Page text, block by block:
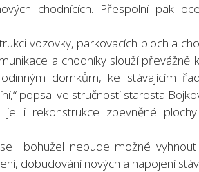
chodnících. Přespolní pak
vozovky, parkovacích ploch a
a chodníky slouží
domkům, ke stávajícím
popsal ve stručnosti starosta
je i rekonstrukce zpevněné
bohužel nebude možné
dobudování nových a napojení